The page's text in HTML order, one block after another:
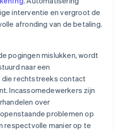
interventie en vergroot de
afronding van de betaling.
pogingen mislukken, wordt
naar een
rechtstreeks contact
Incassomedewerkers zijn
over
problemen op
respectvolle manier op te